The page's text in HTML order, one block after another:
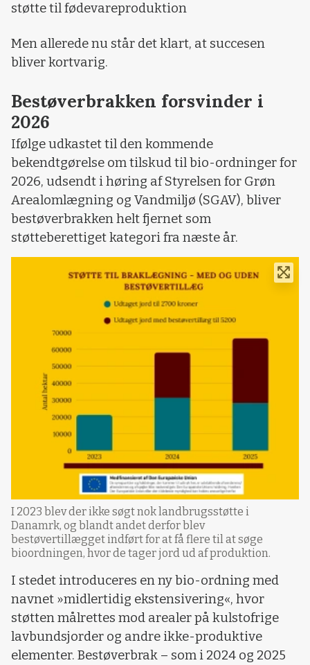
støtte til fødevareproduktion
Men allerede nu står det klart, at succesen
bliver kortvarig.
Bestøverbrakken forsvinder i
2026
Ifølge udkastet til den kommende
bekendtgørelse om tilskud til bio-ordninger for
2026, udsendt i høring af Styrelsen for Grøn
Arealomlægning og Vandmiljø (SGAV), bliver
bestøverbrakken helt fjernet som
støtteberettiget kategori fra næste år.
I 2023 blev der ikke søgt nok landbrugsstøtte i
Danamrk, og blandt andet derfor blev
bestøvertillægget indført for at få flere til at søge
bioordningen, hvor de tager jord ud af produktion.
I stedet introduceres en ny bio-ordning med
navnet »midlertidig ekstensivering«, hvor
støtten målrettes mod arealer på kulstofrige
lavbundsjorder og andre ikke-produktive
elementer. Bestøverbrak – som i 2024 og 2025